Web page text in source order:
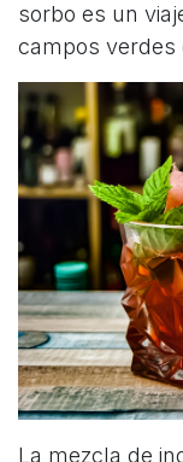
sorbo es un
campos verdes
La mezcla de